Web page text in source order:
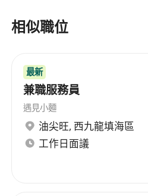
協助辦理客人入住及退
妥善管理清潔工具、耗材
庫存，遵守物料使用規
配合酒店節日佈置、特別
靈活支援跨部門臨時任務
相似職位
最新
兼職服務員
遇見小麵
油尖旺, 西九龍填海區
工作日面議